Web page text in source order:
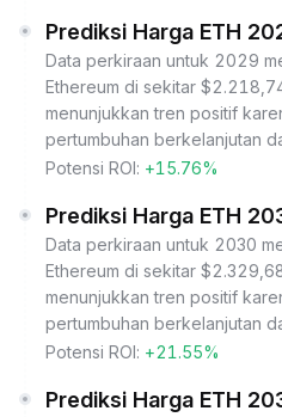
Prediksi Harga ETH
Data perkiraan untuk 2029
Ethereum di sekitar
menunjukkan tren positif
pertumbuhan berkelanjutan
Potensi ROI: +15.76%
Prediksi Harga ETH
Data perkiraan untuk 2030
Ethereum di sekitar
menunjukkan tren positif
pertumbuhan berkelanjutan
Potensi ROI: +21.55%
Prediksi Harga ETH